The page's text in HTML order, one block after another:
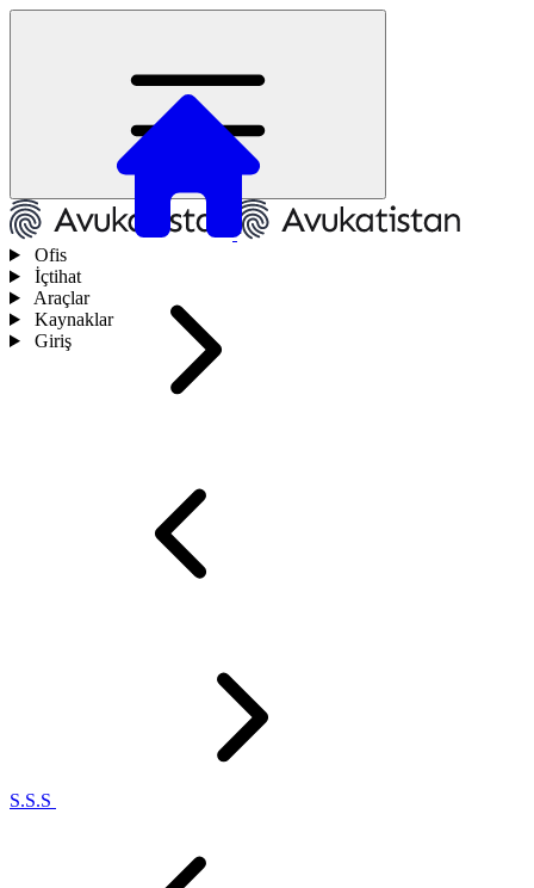
Ofis
İçtihat
Araçlar
Kaynaklar
Giriş
S.S.S